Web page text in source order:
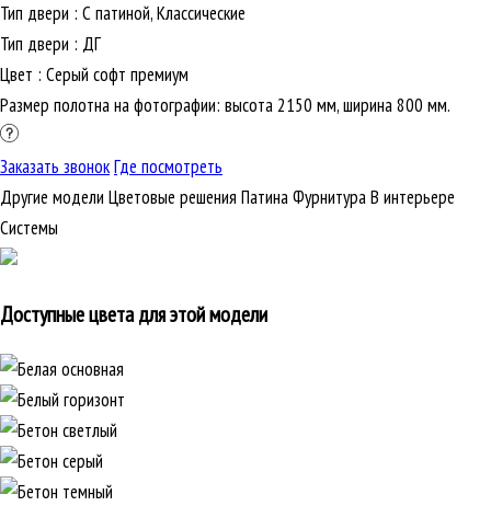
Тип двери : С патиной, Классические
Тип двери : ДГ
Цвет : Серый софт премиум
Размер полотна на фотографии: высота 2150 мм, ширина 800 мм.
Заказать звонокГде посмотреть
Другие модели Цветовые решения ПатинаФурнитураВ интерьере
Cистемы
Доступные цвета для этой модели